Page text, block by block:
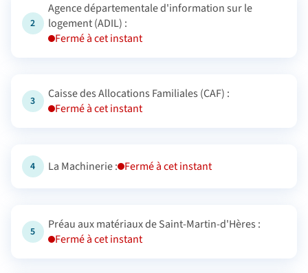
2
Agence départementale d'information sur le
logement (ADIL) :
Fermé à cet instant
3
Caisse des Allocations Familiales (CAF) :
Fermé à cet instant
4 La Machinerie : Fermé à cet instant
5
Préau aux matériaux de Saint-Martin-d'Hères :
Fermé à cet instant